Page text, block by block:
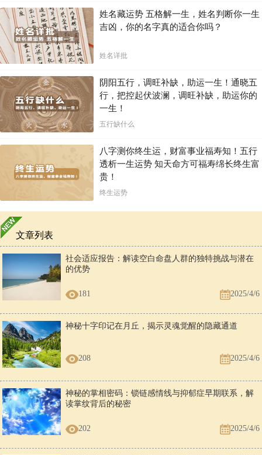
姓名藏运势 五格解一生，姓名判断你一生
吉凶，你的名字真的适合你吗？
姓名详批
阴阳五行，调旺补缺，助运一生！通晓五
行，把控起伏波澜，调旺补缺，助运你的
一生！
五行缺什么
八字测你终生运，财富事业福寿知！五行
透析一生运势 知天命方可福寿绵长终生富
贵！
终生运势
文章列表
社会适应报告：解读空白命盘人群的独特挑战与潜在
的优势
181 2025/4/6
神秘十字印记在月丘，揭示灵魂觉醒的隐藏通道
208 2025/4/6
神秘的掌相密码：锁链感情线与抑郁症早期联系，解
读掌纹背后的秘密
202 2025/4/6